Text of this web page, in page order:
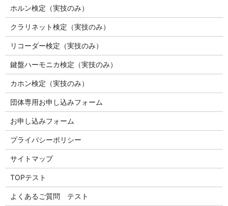
ホルン検定（実技のみ）
クラリネット検定（実技のみ）
リコーダー検定（実技のみ）
鍵盤ハーモニカ検定（実技のみ）
カホン検定（実技のみ）
団体専用お申し込みフォーム
お申し込みフォーム
プライバシーポリシー
サイトマップ
TOPテスト
よくあるご質問 テスト